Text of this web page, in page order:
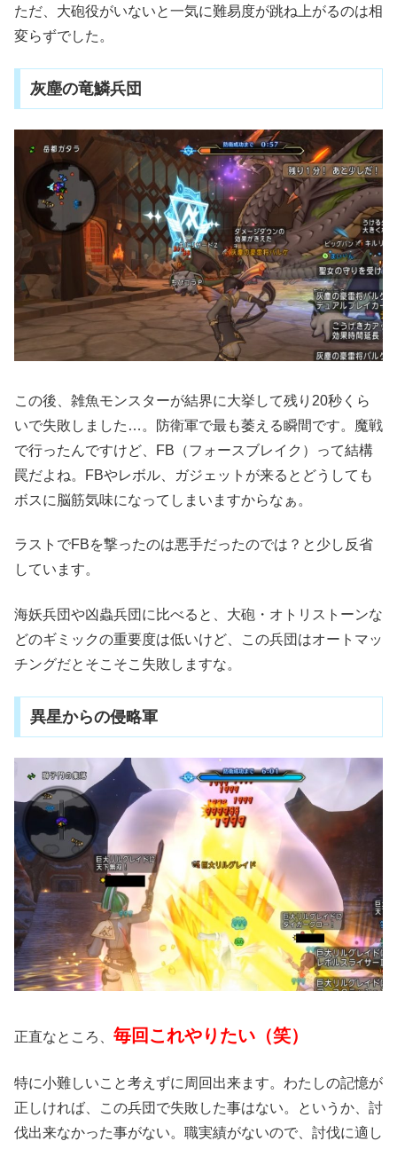
ただ、大砲役がいないと一気に難易度が跳ね上がるのは相
変らずでした。
灰塵の竜鱗兵団
この後、雑魚モンスターが結界に大挙して残り20秒くら
いで失敗しました…。防衛軍で最も萎える瞬間です。魔戦
で行ったんですけど、FB（フォースブレイク）って結構
罠だよね。FBやレボル、ガジェットが来るとどうしても
ボスに脳筋気味になってしまいますからなぁ。
ラストでFBを撃ったのは悪手だったのでは？と少し反省
しています。
海妖兵団や凶蟲兵団に比べると、大砲・オトリストーンな
どのギミックの重要度は低いけど、この兵団はオートマッ
チングだとそこそこ失敗しますな。
異星からの侵略軍
正直なところ、 毎回これやりたい（笑）
特に小難しいこと考えずに周回出来ます。わたしの記憶が
正しければ、この兵団で失敗した事はない。というか、討
伐出来なかった事がない。職実績がないので、討伐に適し